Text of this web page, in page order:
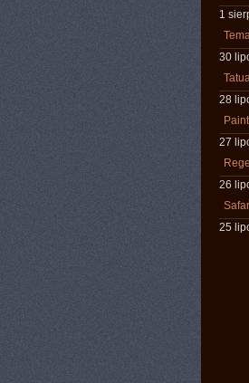
1
30
28
27
26
25